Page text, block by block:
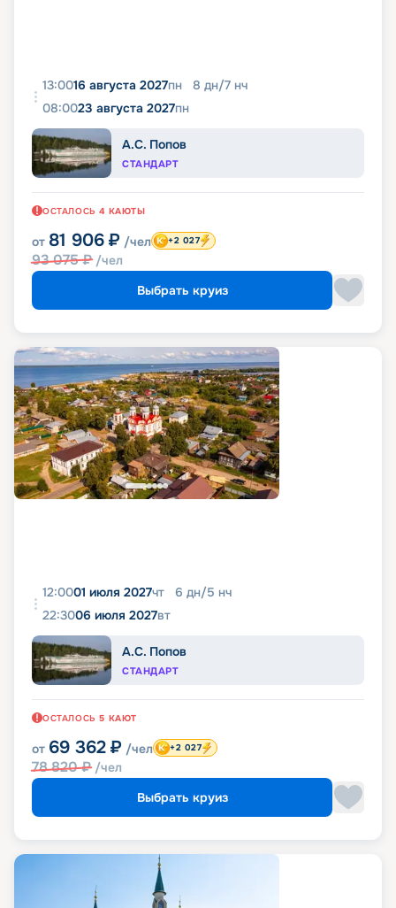
13:0016 августа 2027пн 8 дн/7 нч
08:0023 августа 2027пн
А.С. Попов
СТАНДАРТ
ОСТАЛОСЬ 4 КАЮТЫ
от 81 906 ₽ /чел
93 075₽ /чел
+2 027
Выбрать круиз
12:0001 июля 2027чт 6 дн/5 нч
22:3006 июля 2027вт
А.С. Попов
СТАНДАРТ
ОСТАЛОСЬ 5 КАЮТ
от 69 362 ₽ /чел
78 820₽ /чел
+2 027
Выбрать круиз